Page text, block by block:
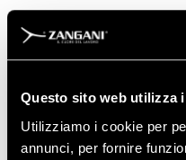
Questo sito web utilizza
Utilizziamo i cookie per
annunci, per fornire
ART: 913-830
FILTRO
Applicazione : Gas e vapori
Connessione a baionetta